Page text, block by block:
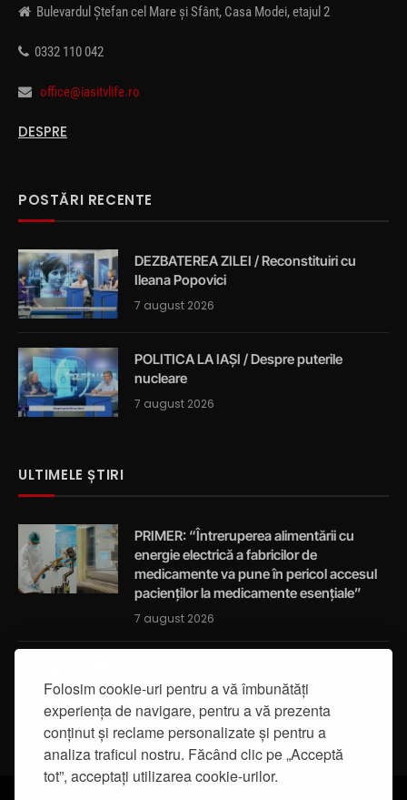
Folosim cookie-uri pentru a vă îmbunătăți
experiența de navigare, pentru a vă prezenta
conținut și reclame personalizate și pentru a
analiza traficul nostru. Făcând clic pe „Acceptă
tot”, acceptați utilizarea cookie-urilor.
Bulevardul Ștefan cel Mare și Sfânt, Casa Modei, etajul 2
0332 110 042
office@iasitvlife.ro
DESPRE
POSTĂRI RECENTE
DEZBATEREA ZILEI / Reconstituiri cu
Ileana Popovici
7 august 2026
POLITICA LA IAȘI / Despre puterile
nucleare
7 august 2026
ULTIMELE ȘTIRI
PRIMER: “Întreruperea alimentării cu
energie electrică a fabricilor de
medicamente va pune în pericol accesul
pacienților la medicamente esențiale”
7 august 2026
integrității
7 august 2026